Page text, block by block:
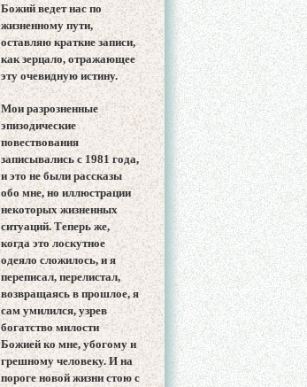
Божий ведет нас по
жизненному пути,
оставляю краткие записи,
как зерцало, отражающее
эту очевидную истину.
Мои разрозненные
эпизодические
повествования
записывались с 1981 года,
и это не были рассказы
обо мне, но иллюстрации
некоторых жизненных
ситуаций. Теперь же,
когда это лоскутное
одеяло сложилось, и я
переписал, перелистал,
возвращаясь в прошлое, я
сам умилился, узрев
богатство милости
Божией ко мне, убогому и
грешному человеку. И на
пороге новой жизни стою с